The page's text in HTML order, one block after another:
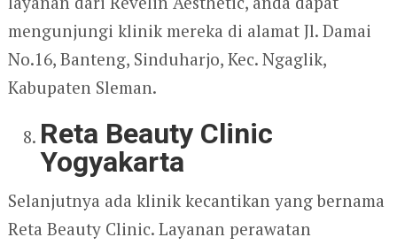
mengunjungi klinik mereka di alamat Jl. Damai
No.16, Banteng, Sinduharjo, Kec. Ngaglik,
Kabupaten Sleman.
Reta Beauty Clinic
Yogyakarta
Selanjutnya ada klinik kecantikan yang bernama
Reta Beauty Clinic. Layanan perawatan